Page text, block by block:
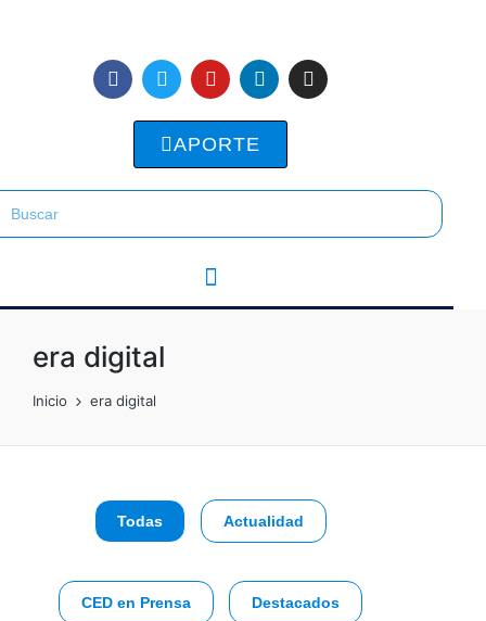
APORTE
era digital
Inicio era digital
Todas Actualidad
CED en Prensa Destacados